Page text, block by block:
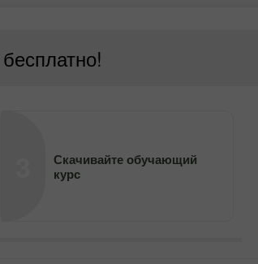
Скачивайте обучающий
курс
Ochish